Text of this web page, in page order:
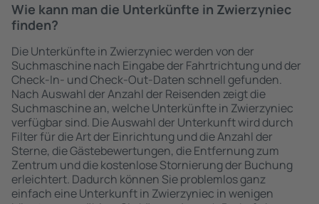
Wie kann man die Unterkünfte in Zwierzyniec
finden?
Die Unterkünfte in Zwierzyniec werden von der
Suchmaschine nach Eingabe der Fahrtrichtung und der
Check-In- und Check-Out-Daten schnell gefunden.
Nach Auswahl der Anzahl der Reisenden zeigt die
Suchmaschine an, welche Unterkünfte in Zwierzyniec
verfügbar sind. Die Auswahl der Unterkunft wird durch
Filter für die Art der Einrichtung und die Anzahl der
Sterne, die Gästebewertungen, die Entfernung zum
Zentrum und die kostenlose Stornierung der Buchung
erleichtert. Dadurch können Sie problemlos ganz
einfach eine Unterkunft in Zwierzyniec in wenigen